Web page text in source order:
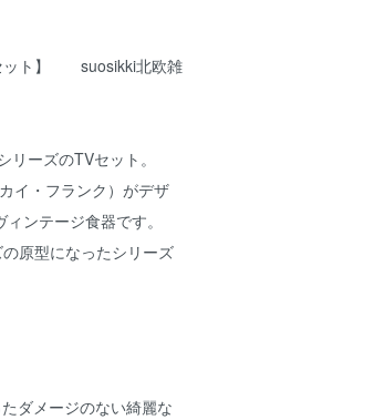
セット】 suosikki北欧雑
リーズのTVセット。
イ・フランク）がデザ
ンテージ食器です。
原型になったシリーズ
ダメージのない綺麗な